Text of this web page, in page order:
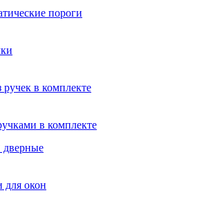
пороги
ручек в комплекте
в комплекте
дверные
для окон